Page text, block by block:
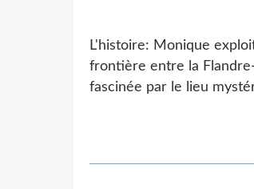
L'histoire: Monique
frontière entre la
fascinée par le lieu